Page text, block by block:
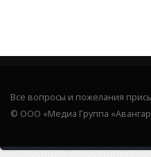
Все вопросы и пожелания
© ООО «Медиа Группа